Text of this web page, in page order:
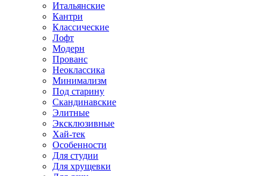
Итальянские
Кантри
Классические
Лофт
Модерн
Прованс
Неоклассика
Минимализм
Под старину
Скандинавские
Элитные
Эксклюзивные
Хай-тек
Особенности
Для студии
Для хрущевки